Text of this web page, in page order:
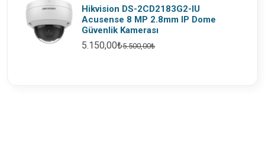
Hikvision DS-2CD2183G2-IU
Acusense 8 MP 2.8mm IP Dome
Güvenlik Kamerası
5.150,00₺5.500,00₺